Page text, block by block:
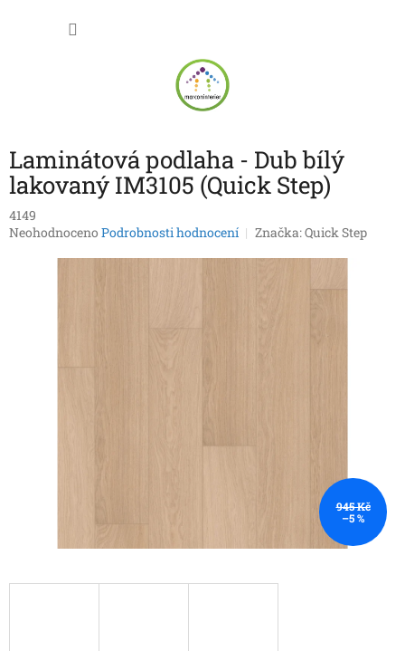
Laminátová podlaha - Dub bílý
lakovaný IM3105 (Quick Step)
4149
Průměrné
Neohodnoceno Podrobnosti hodnocení Značka:Quick Step
945 Kč
–5 %